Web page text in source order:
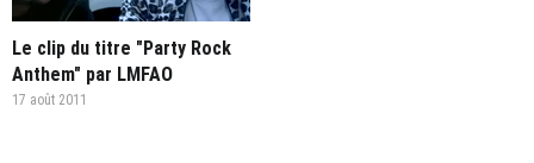
Le clip du titre "Party Rock
Anthem" par LMFAO
17 août 2011